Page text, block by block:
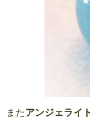
またアンジェライト